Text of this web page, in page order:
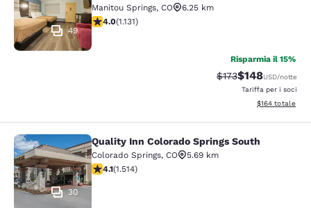
49
Manitou Springs, CO
6.25 km
Valutazione di 3.99 stelle. Buono. 1131 recensioni
4.0(1.131)
Risparmia il 15%
Tariffa di barratura:
$173Tariffa
$148USD/notte
Tariffa per i soci
Visualizza i
$164 totale
Quality Inn Colorado Springs South
30
Quality Inn Colorado Springs South
Colorado Springs, CO
5.69 km
Valutazione di 4.13 stelle. Molto buono. 1514 recensioni
4.1(1.514)